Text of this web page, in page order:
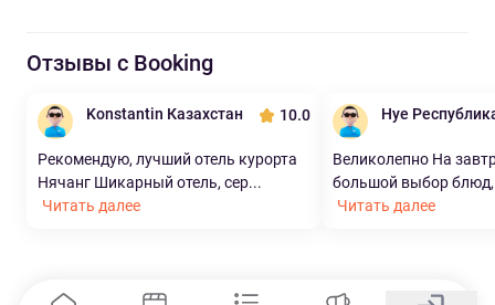
Отзывы с Booking
Konstantin Казахстан 10.0
Рекомендую, лучший отель курорта
Нячанг Шикарный отель, сер...
Читать далее
Hye
Великолепно На
большой выбор
Читать далее